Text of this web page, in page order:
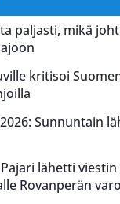
paljasti, mikä
kritisoi
Sunnuntain
Pajari lähetti
Rovanperän